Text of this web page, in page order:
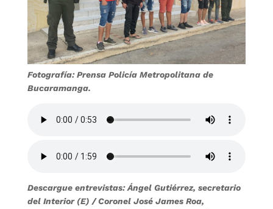
Fotografía: Prensa Policía Metropolitana de
Bucaramanga.
Descargue entrevistas: Ángel Gutiérrez, secretario
del Interior (E) / Coronel José James Roa,